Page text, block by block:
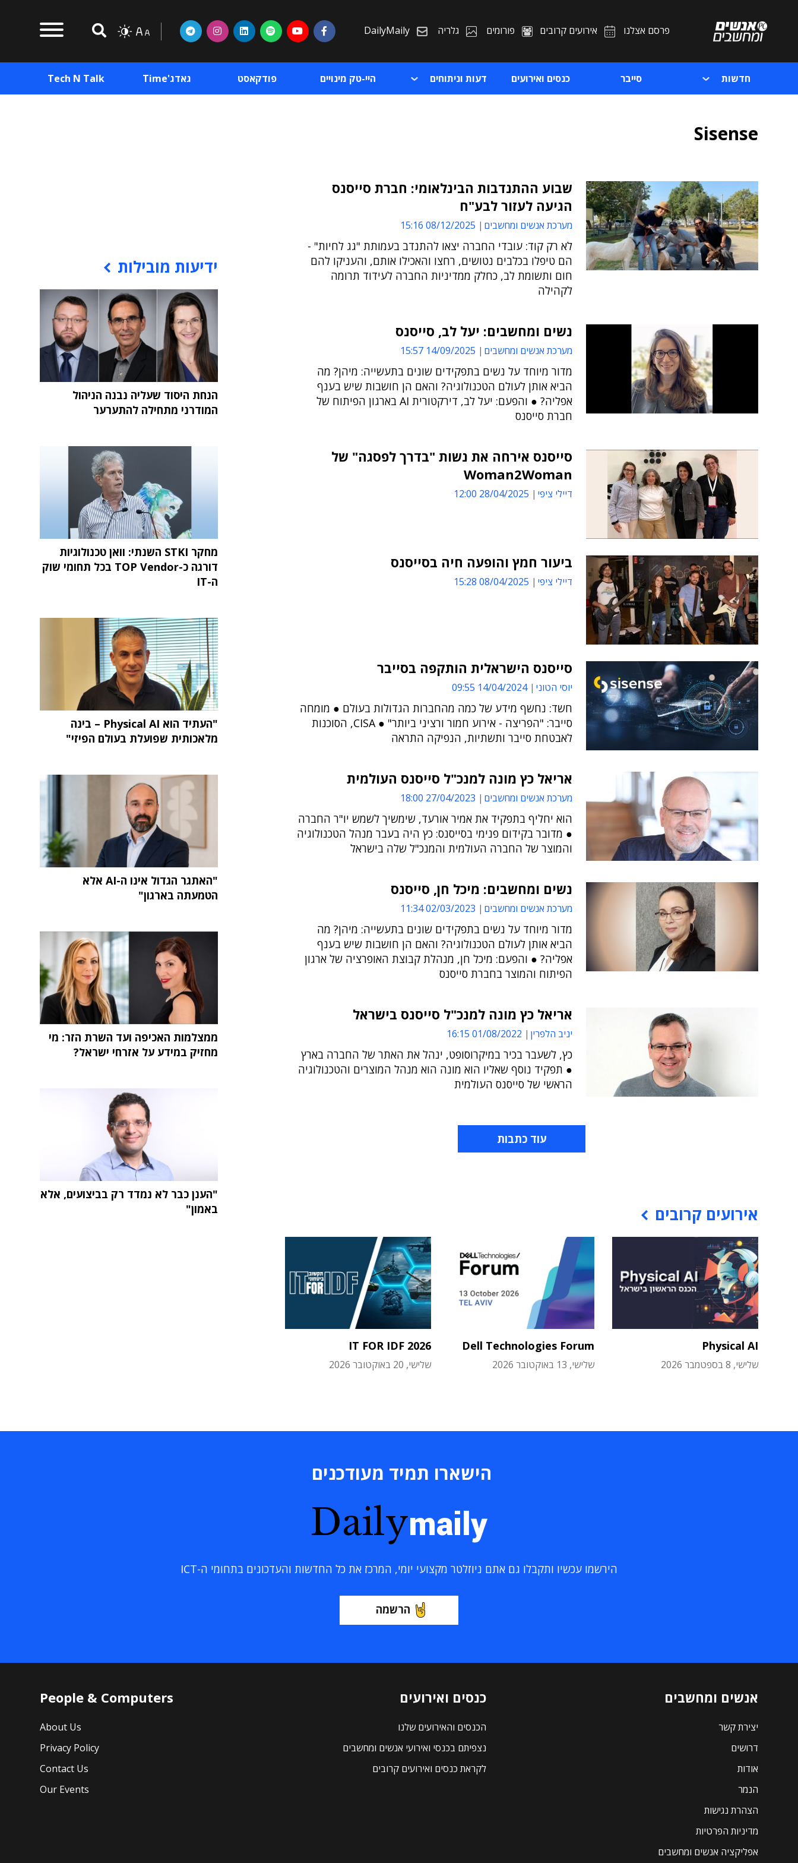
פרסם אצלנו אירועים קרובים פורומים גלריה DailyMaily
חדשות סייבר כנסים ואירועים דעות וניתוחים היי-טק מינויים פודקאסט גאדג'Time Tech N Talk
Sisense
שבוע ההתנדבות הבינלאומי: חברת סייסנס
הגיעה לעזור לבע"ח
מערכת אנשים ומחשבים 08/12/2025 15:16
לא רק קוד: עובדי החברה יצאו להתנדב בעמותת "גג לחיות" -
הם טיפלו בכלבים נטושים, רחצו והאכילו אותם, והעניקו להם
חום ותשומת לב, כחלק ממדיניות החברה לעידוד תרומה
לקהילה
נשים ומחשבים: יעל לב, סייסנס
מערכת אנשים ומחשבים 14/09/2025 15:57
מדור מיוחד על נשים בתפקידים שונים בתעשייה: מיהן? מה
הביא אותן לעולם הטכנולוגיה? והאם הן חושבות שיש בענף
אפליה? ● והפעם: יעל לב, דירקטורית AI בארגון הפיתוח של
חברת סייסנס
סייסנס אירחה את נשות "בדרך לפסגה" של
Woman2Woman
דיילי ציפי 28/04/2025 12:00
ביעור חמץ והופעה חיה בסייסנס
דיילי ציפי 08/04/2025 15:28
סייסנס הישראלית הותקפה בסייבר
יוסי הטוני 14/04/2024 09:55
חשד: נחשף מידע של כמה מהחברות הגדולות בעולם ● מומחה
סייבר: "הפריצה - אירוע חמור ורציני ביותר" ● CISA, הסוכנות
לאבטחת סייבר ותשתיות, הנפיקה התראה
אריאל כץ מונה למנכ"ל סייסנס העולמית
מערכת אנשים ומחשבים 27/04/2023 18:00
הוא יחליף בתפקיד את אמיר אורעד, שימשיך לשמש יו"ר החברה
● מדובר בקידום פנימי בסייסנס: כץ היה בעבר מנהל הטכנולוגיה
והמוצר של החברה העולמית והמנכ"ל שלה בישראל
נשים ומחשבים: מיכל חן, סייסנס
מערכת אנשים ומחשבים 02/03/2023 11:34
מדור מיוחד על נשים בתפקידים שונים בתעשייה: מיהן? מה
הביא אותן לעולם הטכנולוגיה? והאם הן חושבות שיש בענף
אפליה? ● והפעם: מיכל חן, מנהלת קבוצת האופרציה של ארגון
הפיתוח והמוצר בחברת סייסנס
אריאל כץ מונה למנכ"ל סייסנס בישראל
יניב הלפרין 01/08/2022 16:15
כץ, לשעבר בכיר במיקרוסופט, ינהל את האתר של החברה בארץ
● תפקיד נוסף שאליו הוא מונה הוא מנהל המוצרים והטכנולוגיה
הראשי של סייסנס העולמית
עוד כתבות
אירועים קרובים
Physical AI
שלישי, 8 בספטמבר 2026
Dell Technologies Forum
שלישי, 13 באוקטובר 2026
IT FOR IDF 2026
שלישי, 20 באוקטובר 2026
ידיעות מובילות
הנחת היסוד שעליה נבנה הניהול
המודרני מתחילה להתערער
מחקר STKI השנתי: וואן טכנולוגיות
דורגה כ-TOP Vendor בכל תחומי שוק
ה-IT
"העתיד הוא Physical AI – בינה
מלאכותית שפועלת בעולם הפיזי"
"האתגר הגדול אינו ה-AI אלא
הטמעתה בארגון"
ממצלמות האכיפה ועד השרת הזר: מי
מחזיק במידע על אזרחי ישראל?
"הענן כבר לא נמדד רק בביצועים, אלא
באמון"
הישארו תמיד מעודכנים
Dailymaily
הירשמו עכשיו ותקבלו גם אתם ניוזלטר מקצועי יומי, המרכז את כל החדשות והעדכונים בתחומי ה-ICT
הרשמה
אנשים ומחשבים
יצירת קשר
דרושים
אודות
הנמר
הצהרת נגישות
מדיניות הפרטיות
אפליקציה אנשים ומחשבים
כנסים ואירועים
הכנסים והאירועים שלנו
נצפיתם בכנסי ואירועי אנשים ומחשבים
לקראת כנסים ואירועים קרובים
People & Computers
About Us
Privacy Policy
Contact Us
Our Events